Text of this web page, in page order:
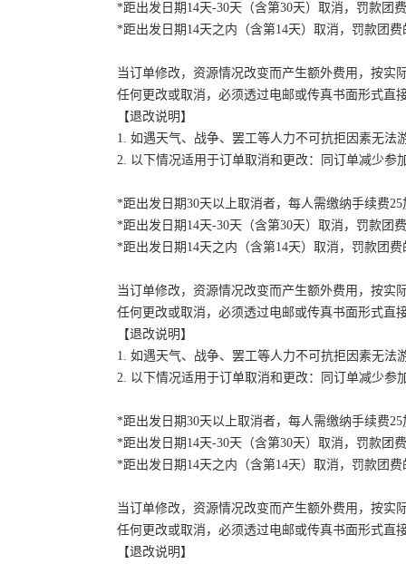
*距出发日期14天-30天（含第30天）取消，罚款团
*距出发日期14天之内（含第14天）取消，罚款团费
当订单修改，资源情况改变而产生额外费用，按实
任何更改或取消，必须透过电邮或传真书面形式直
【退改说明】
1. 如遇天气、战争、罢工等人力不可抗拒因素无
2. 以下情况适用于订单取消和更改：同订单减少
*距出发日期30天以上取消者，每人需缴纳手续费
*距出发日期14天-30天（含第30天）取消，罚款团
*距出发日期14天之内（含第14天）取消，罚款团费
当订单修改，资源情况改变而产生额外费用，按实
任何更改或取消，必须透过电邮或传真书面形式直
【退改说明】
1. 如遇天气、战争、罢工等人力不可抗拒因素无
2. 以下情况适用于订单取消和更改：同订单减少
*距出发日期30天以上取消者，每人需缴纳手续费
*距出发日期14天-30天（含第30天）取消，罚款团
*距出发日期14天之内（含第14天）取消，罚款团费
当订单修改，资源情况改变而产生额外费用，按实
任何更改或取消，必须透过电邮或传真书面形式直
【退改说明】